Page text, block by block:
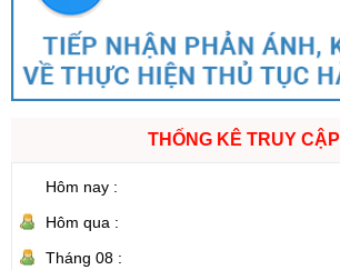
THỐNG KÊ TRUY CẬP
Hôm nay :
Hôm qua :
Tháng 08 :